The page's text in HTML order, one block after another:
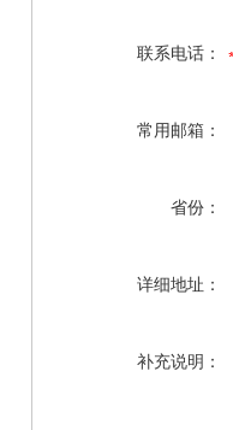
联系电话：
常用邮箱：
省份：
详细地址：
补充说明：